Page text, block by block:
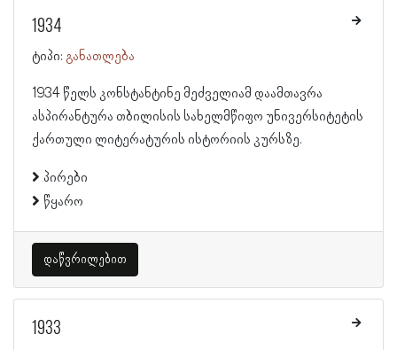
1934
ტიპი: განათლება
1934 წელს კონსტანტინე მეძველიამ დაამთავრა
ასპირანტურა თბილისის სახელმწიფო უნივერსიტეტის
ქართული ლიტერატურის ისტორიის კურსზე.
პირები
წყარო
დაწვრილებით
1933